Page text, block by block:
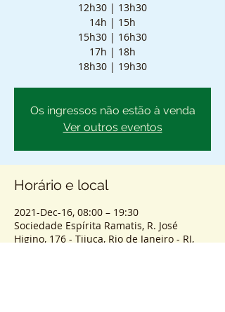
12h30 | 13h30
14h | 15h
15h30 | 16h30
17h | 18h
18h30 | 19h30
Os ingressos não estão à venda
Ver outros eventos
Horário e local
2021-Dec-16, 08:00 – 19:30
Sociedade Espírita Ramatis, R. José
Higino, 176 - Tijuca, Rio de Janeiro - RJ,